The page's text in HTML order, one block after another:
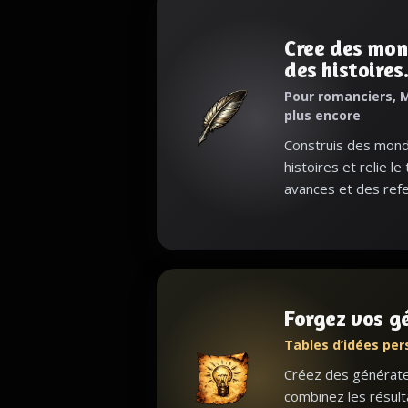
Cree des
des histoires.
Pour romanciers,
plus encore
Construis des
histoires et relie le
avances et des
Forgez vos
Tables d’idées
Créez des
combinez les